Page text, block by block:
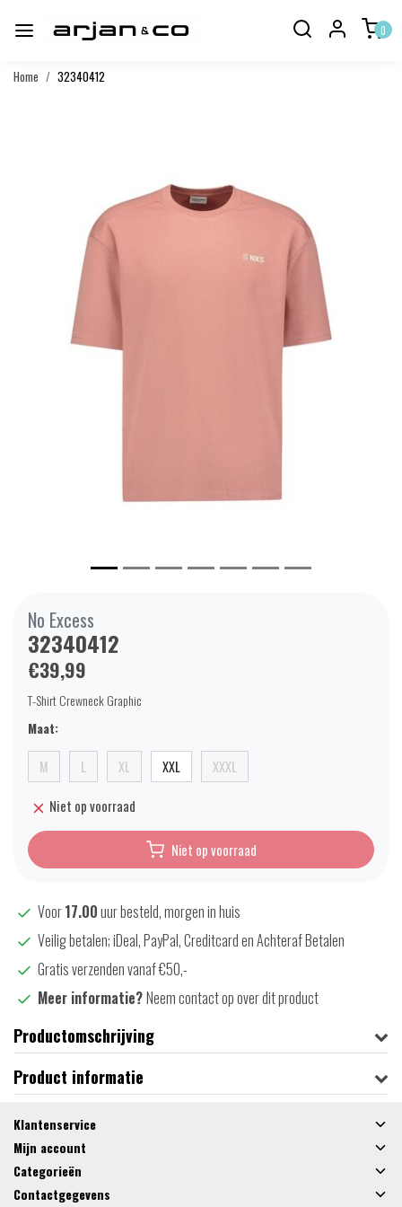
0
Home 32340412
Vorige
No Excess
32340412
€39,99
T-Shirt Crewneck Graphic
Maat:
M L XL XXL XXXL
Niet op voorraad
Niet op voorraad
Voor17.00uur besteld, morgen in huis
Veilig betalen; iDeal, PayPal, Creditcard en Achteraf Betalen
Gratis verzenden vanaf €50,-
Meer informatie?Neem contact op over dit product
Productomschrijving
Product informatie
Klantenservice
Mijn account
Categorieën
Contactgegevens